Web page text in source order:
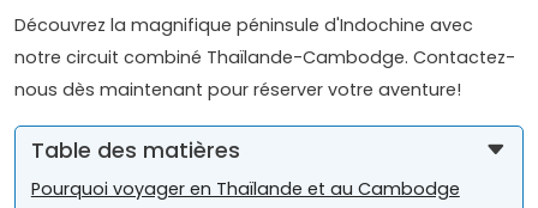
Découvrez la magnifique péninsule d'Indochine avec
notre circuit combiné Thaïlande-Cambodge. Contactez-
nous dès maintenant pour réserver votre aventure!
Table des matières
Pourquoi voyager en Thaïlande et au Cambodge